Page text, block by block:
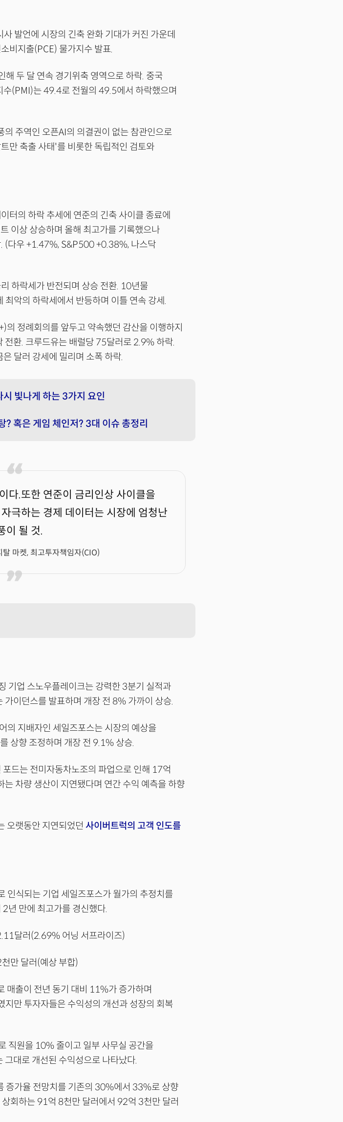
발언에 시장의 긴축 완화 기대가 커진 가운데
비지출(PCE) 물가지수 발표.
해 두 달 연속 경기위축 영역으로 하락. 중국
(PMI)는 49.4로 전월의 49.5에서 하락했으며
주역인 오픈AI의 의결권이 없는 참관인으로
만 축출 사태'를 비롯한 독립적인 검토와
터의 하락 추세에 연준의 긴축 사이클 종료에
이상 상승하며 올해 최고가를 기록했으나
(다우 +1.47%, S&P500 +0.38%, 나스닥
하락세가 반전되며 상승 전환. 10년물
악의 하락세에서 반등하며 이틀 연속 강세.
정례회의를 앞두고 약속했던 감산을 이행하지
전환. 크루드유는 배럴당 75달러로 2.9% 하락.
달러 강세에 밀리며 소폭 하락.
빛나게 하는 3가지 요인
혹은 게임 체인저? 3대 이슈 총정리
다.또한 연준이 금리인상 사이클을
극하는 경제 데이터는 시장에 엄청난
이 될 것.
마켓, 최고투자책임자(CIO)
기업 스노우플레이크는 강력한 3분기 실적과
이던스를 발표하며 개장 전 8% 가까이 상승.
의 지배자인 세일즈포스는 시장의 예상을
상향 조정하며 개장 전 9.1% 상승.
드는 전미자동차노조의 파업으로 인해 17억
차량 생산이 지연됐다며 연간 수익 예측을 하향
오랫동안 지연되었던 사이버트럭의 고객 인도를
인식되는 기업 세일즈포스가 월가의 추정치를
년 만에 최고가를 경신했다.
달러(2.69% 어닝 서프라이즈)
만 달러(예상 부합)
매출이 전년 동기 대비 11%가 증가하며
만 투자자들은 수익성의 개선과 성장의 회복
직원을 10% 줄이고 일부 사무실 공간을
대로 개선된 수익성으로 나타났다.
증가율 전망치를 기존의 30%에서 33%로 상향
회하는 91억 8천만 달러에서 92억 3천만 달러